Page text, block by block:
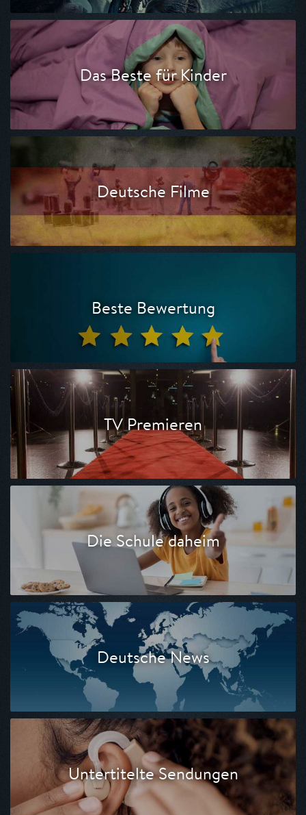
Das Beste für Kinder
Deutsche Filme
Beste Bewertung
TV Premieren
Die Schule daheim
Deutsche News
Untertitelte Sendungen